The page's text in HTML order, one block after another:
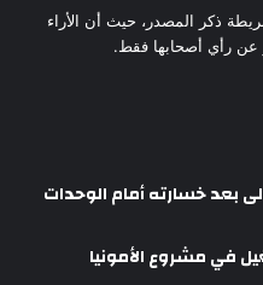
ذكر المصدر، حيث أن الأراء
عن رأي أصحابها فقط.
بعد خسارته أمام الوحدات
في مشروع الأمونيا